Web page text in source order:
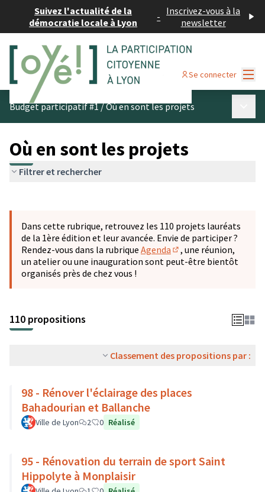
Suivez l'actualité de la
démocratie locale à Lyon
- Inscrivez-vous à la
newsletter
Se connecter
Budget participatif #1/Où en sont les projets
Où en sont les projets
Filtrer et rechercher
−
Dans cette rubrique, retrouvez les 110 projets lauréats
de la 1ère édition et leur avancée. Envie de participer ?
Rendez-vous dans la rubrique Agenda
(S'ouvre dans un
, une réunion,
un atelier ou une inauguration sont peut-être bientôt
organisés près de chez vous !
110 propositions
Classement des propositions par :
98 - Rénover l'éclairage des places
Bahadourian et Ballanche
Ville de Lyon 2 0 Réalisé
95 - Rénovation du terrain de sport Saint
Hippolyte à Monplaisir